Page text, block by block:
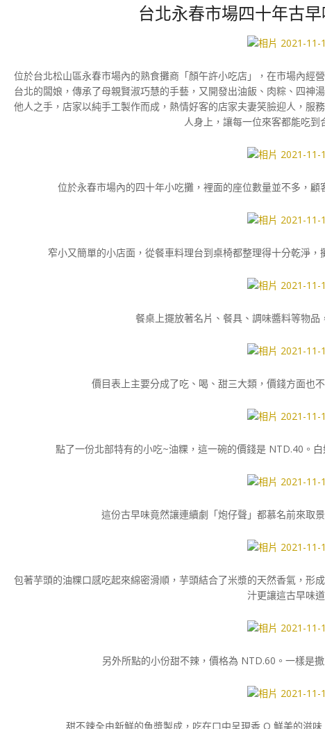
台北永春市場四十年古早
位於台北松山區永春市場內的熟食攤商「顏午許小吃店」，在市場內經
台北的闆娘，傳承了母親賢淑巧慧的手藝，又開發出油飯、肉粽、四神
他人之手，店家以純手工製作而成，熱情好客的店家夫妻笑臉迎人，服
人身上，讓每一位來客都能吃到
位於永春市場內的四十年小吃攤，裡面的座位數量並不多，
窄小又簡單的小店面，從餐車料理台到桌椅都整理得十分乾淨
餐桌上擺放著名片、餐具、調味醬料等物品
價目表上主要分成了吃、喝、甜三大類，價錢方面也
點了一份北部特有的小吃~油粿，這一碗的價錢是 NTD.40。
這份古早味竟然讓連續劇「炮仔聲」都慕名前來取
包著芋頭的油粿口感吃起來綿密滑順，芋頭結合了米漿的天然香氣，形
汁更讓這古早味
另外所點的小份甜不辣，價格為 NTD.60。一樣是
甜不辣全由新鮮的魚漿製成，吃在口中呈現香 Q 鮮美的滋